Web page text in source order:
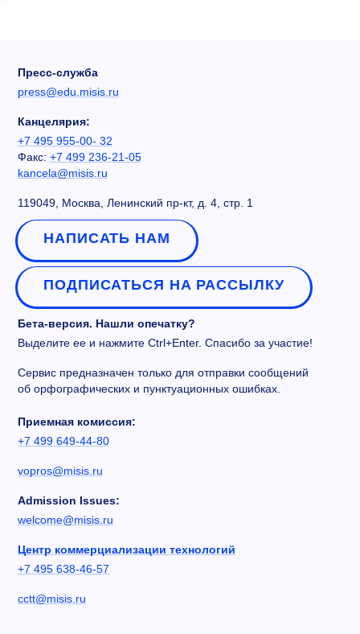
Пресс-служба
press@edu.misis.ru
Канцелярия:
+7 495 955-00- 32
Факс: +7 499 236-21-05
kancela@misis.ru
119049, Москва, Ленинский пр-кт, д. 4, стр. 1
НАПИСАТЬ НАМ
ПОДПИСАТЬСЯ НА РАССЫЛКУ
Бета-версия. Нашли опечатку?
Выделите ее и нажмите Ctrl+Enter. Спасибо за участие!
Сервис предназначен только для отправки сообщений
об орфографических и пунктуационных ошибках.
Приемная комиссия:
+7 499 649-44-80
vopros@misis.ru
Admission Issues:
welcome@misis.ru
Центр коммерциализации технологий
+7 495 638-46-57
cctt@misis.ru